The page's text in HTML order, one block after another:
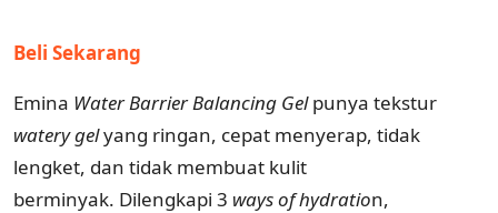
Beli Sekarang
Emina Water Barrier Balancing Gelpunya tekstur
watery gelyang ringan, cepat menyerap, tidak
lengket, dan tidak membuat kulit
berminyak. Dilengkapi 3 ways of hydration,